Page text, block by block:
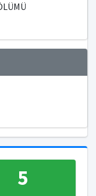
5